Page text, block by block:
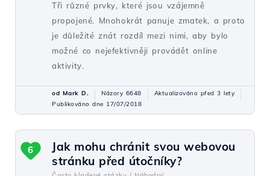
Tři různé prvky, které jsou vzájemně
propojené. Mnohokrát panuje zmatek, a proto
je důležité znát rozdíl mezi nimi, aby bylo
možné co nejefektivněji provádět online
aktivity.
od Mark D. Názory 6648
Aktualizováno před 3 lety
Publikováno dne 17/07/2018
Jak mohu chránit svou webovou
stránku před útočníky?
6